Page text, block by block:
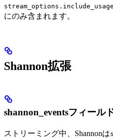
stream_options.include_usage
にのみ含まれます。
Shannon拡張
shannon_eventsフィール
ストリーミング中、Shannonは